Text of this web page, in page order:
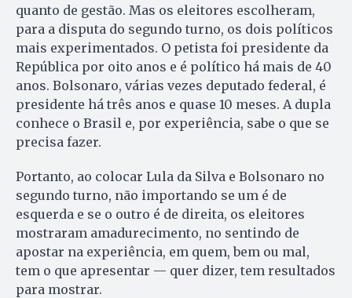
quanto de gestão. Mas os eleitores escolheram,
para a disputa do segundo turno, os dois políticos
mais experimentados. O petista foi presidente da
República por oito anos e é político há mais de 40
anos. Bolsonaro, várias vezes deputado federal, é
presidente há três anos e quase 10 meses. A dupla
conhece o Brasil e, por experiência, sabe o que se
precisa fazer.
Portanto, ao colocar Lula da Silva e Bolsonaro no
segundo turno, não importando se um é de
esquerda e se o outro é de direita, os eleitores
mostraram amadurecimento, no sentindo de
apostar na experiência, em quem, bem ou mal,
tem o que apresentar — quer dizer, tem resultados
para mostrar.